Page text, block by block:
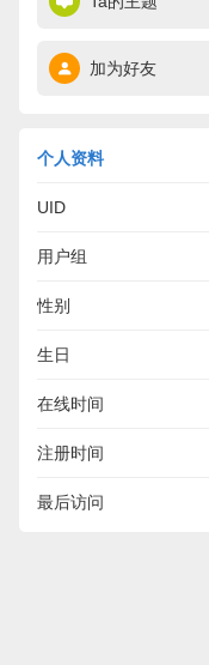
加为好友
个人资料
UID
用户组
性别
生日
在线时间
注册时间
最后访问